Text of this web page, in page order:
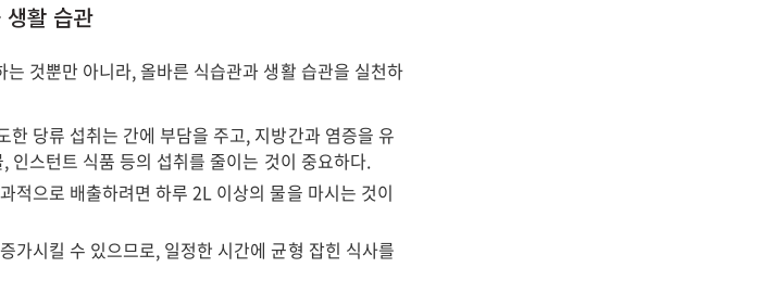
활 습관
것뿐만 아니라, 올바른 식습관과 생활 습관을 실천하
당류 섭취는 간에 부담을 주고, 지방간과 염증을 유
인스턴트 식품 등의 섭취를 줄이는 것이 중요하다.
적으로 배출하려면 하루 2L 이상의 물을 마시는 것이
가시킬 수 있으므로, 일정한 시간에 균형 잡힌 식사를